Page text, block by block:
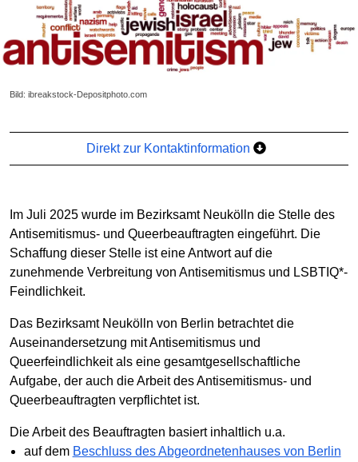
Bild: ibreakstock-Depositphoto.com
Direkt zur Kontaktinformation
Im Juli 2025 wurde im Bezirksamt Neukölln die Stelle des
Antisemitismus- und Queerbeauftragten eingeführt. Die
Schaffung dieser Stelle ist eine Antwort auf die
zunehmende Verbreitung von Antisemitismus und LSBTIQ*-
Feindlichkeit.
Das Bezirksamt Neukölln von Berlin betrachtet die
Auseinandersetzung mit Antisemitismus und
Queerfeindlichkeit als eine gesamtgesellschaftliche
Aufgabe, der auch die Arbeit des Antisemitismus- und
Queerbeauftragten verpflichtet ist.
Die Arbeit des Beauftragten basiert inhaltlich u.a.
auf dem Beschluss des Abgeordnetenhauses von Berlin